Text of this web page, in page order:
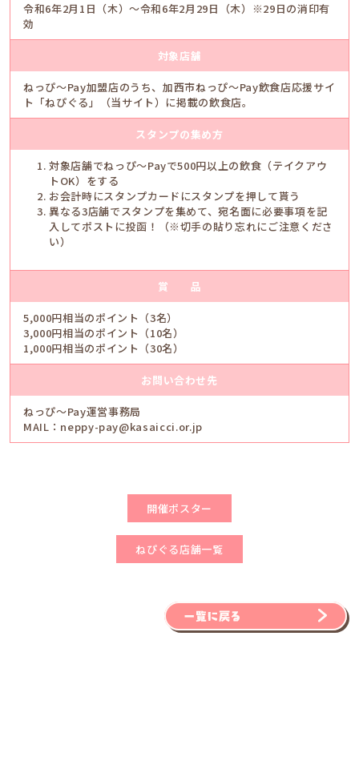
令和6年2月1日（木）～令和6年2月29日（木）※29日の消印有
効
対象店舗
ねっぴ〜Pay加盟店のうち、加西市ねっぴ〜Pay飲食店応援サイ
ト「ねぴぐる」（当サイト）に掲載の飲食店。
スタンプの集め方
対象店舗でねっぴ〜Payで500円以上の飲食（テイクアウ
トOK）をする
お会計時にスタンプカードにスタンプを押して貰う
異なる3店舗でスタンプを集めて、宛名面に必要事項を記
入してポストに投函！（※切手の貼り忘れにご注意くださ
い）
賞 品
5,000円相当のポイント（3名）
3,000円相当のポイント（10名）
1,000円相当のポイント（30名）
お問い合わせ先
ねっぴ〜Pay運営事務局
MAIL：neppy-pay@kasaicci.or.jp
開催ポスター
ねぴぐる店舗一覧